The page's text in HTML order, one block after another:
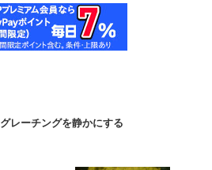
グレーチングを静かにする